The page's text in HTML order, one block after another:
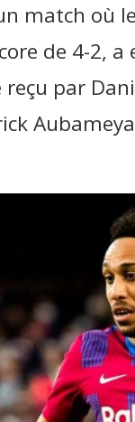
match où
de 4-2,
par